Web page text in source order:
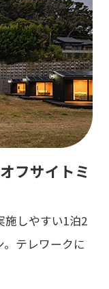
フサイトミ
施しやすい1泊2
テレワークに